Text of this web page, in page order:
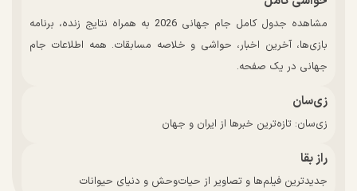
مشاهده جدول کامل جام جهانی 2026 به همراه نتایج زنده، برنامه
بازی‌ها، آخرین اخبار، حواشی و خلاصه مسابقات. همه اطلاعات جام
جهانی در یک صفحه.
زی‌سان
زی‌سان: تازه‌ترین خبرها از ایران و جهان
راز بقا
جدیدترین فیلم‌ها و تصاویر از حیات‌وحش و دنیای حیوانات